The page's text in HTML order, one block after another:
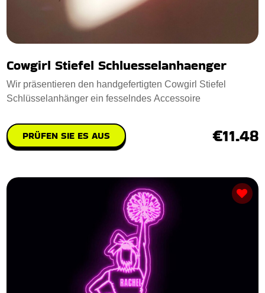
Cowgirl Stiefel Schluesselanhaenger
Wir präsentieren den handgefertigten Cowgirl Stiefel
Schlüsselanhänger ein fesselndes Accessoire
PRÜFEN SIE ES AUS €11.48